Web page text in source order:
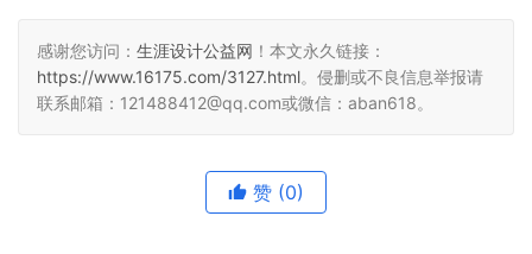
感谢您访问： 生涯设计公益网 ！本文永久链接：
https://www.16175.com/3127.html。侵删或不良信息举报请
联系邮箱：121488412@qq.com或微信：aban618。
赞 (0)